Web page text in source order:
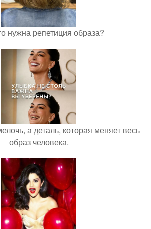
нужна репетиция образа?
а деталь, которая меняет весь
образ человека.